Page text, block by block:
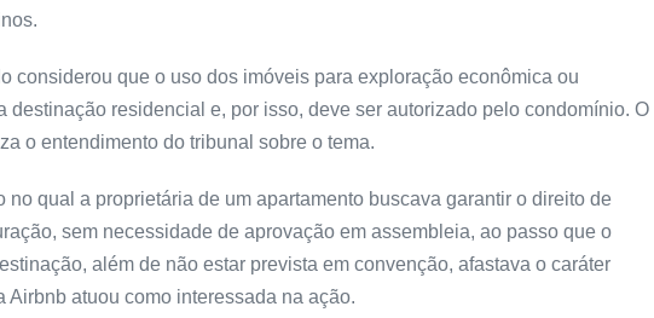
considerou que o uso dos imóveis para exploração econômica ou
destinação residencial e, por isso, deve ser autorizado pelo condomínio. O
o entendimento do tribunal sobre o tema.
no qual a proprietária de um apartamento buscava garantir o direito de
sem necessidade de aprovação em assembleia, ao passo que o
além de não estar prevista em convenção, afastava o caráter
Airbnb atuou como interessada na ação.